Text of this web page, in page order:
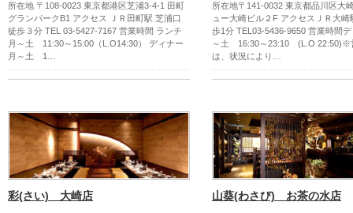
所在地 〒108-0023 東京都港区芝浦3-4-1 田町
グランパークB1 アクセス ＪＲ田町駅 芝浦口
徒歩３分 TEL 03-5427-7167 営業時間 ランチ
月～土 11:30～15:00（L.O14:30） ディナー
月～土 1…
所在地〒141-0032 東京都品川区大
ュー大崎ビル２F アクセスＪＲ大崎
歩1分 TEL03-5436-9650 営業時間
～土 16:30～23:10 (L.O 22:50)※
は、状況により…
彩(さい) 大崎店 山葵(わさび) お茶の水店